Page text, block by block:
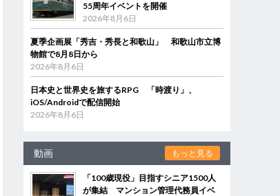
55周年イベントを開催
2026年8月6日
夏季企画展「秀吉・秀長と和歌山」 和歌山市立博
物館で8月8日から
2026年8月6日
日本史と世界史を旅するRPG 「時渡り」、
iOS/Androidで配信開始
2026年8月6日
動画 もっと見る
「100歳現役」目指すシニア1500人
が集結 マンション管理代務員イベ